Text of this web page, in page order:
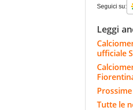
Seguici su:
Leggi
ufficiale
Tutte le